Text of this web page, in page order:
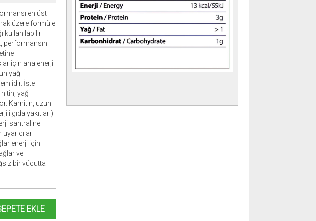
en üst
üzere formüle
kullanılabilir
performansın
için ana enerji
yağ
İşte
yağ
Karnitin, uzun
gıda yakıtları)
santraline
enerji için
ve
bir vücutta
EKLE